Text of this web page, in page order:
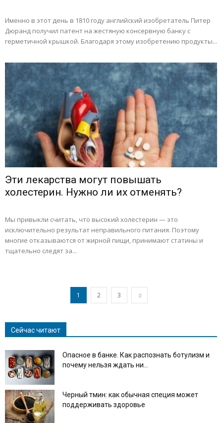
Именно в этот день в 1810 году английский изобретатель Питер
Дюранд получил патент на жестяную консервную банку с
герметичной крышкой. Благодаря этому изобретению продукты...
Эти лекарства могут повышать
холестерин. Нужно ли их отменять?
Мы привыкли считать, что высокий холестерин — это
исключительно результат неправильного питания. Поэтому
многие отказываются от жирной пищи, принимают статины и
тщательно следят за...
1 2 3
Сейчас читают
Опасное в банке. Как распознать ботулизм и
почему нельзя ждать ни...
Черный тмин: как обычная специя может
поддерживать здоровье